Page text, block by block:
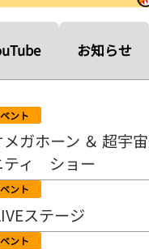
Ｓ】宮崎心之介 うれしいデ
ように」
っぱいですね」初優勝の宮崎
- 日刊スポーツ
キーＳ 宮崎心之介がデビュ
お知らせ
ント
ガホーン ＆ 超宇
ティ ショー
ント
ステージ
ント